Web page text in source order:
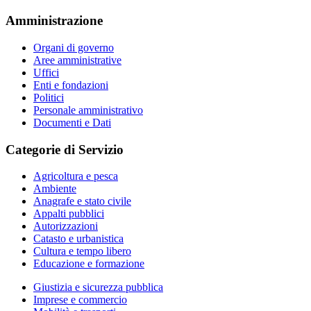
Amministrazione
Organi di governo
Aree amministrative
Uffici
Enti e fondazioni
Politici
Personale amministrativo
Documenti e Dati
Categorie di Servizio
Agricoltura e pesca
Ambiente
Anagrafe e stato civile
Appalti pubblici
Autorizzazioni
Catasto e urbanistica
Cultura e tempo libero
Educazione e formazione
Giustizia e sicurezza pubblica
Imprese e commercio